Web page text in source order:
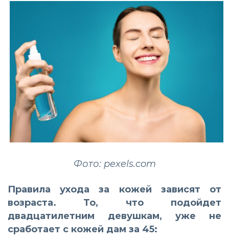
Фото: pexels.com
Правила ухода за кожей зависят от
возраста. То, что подойдет
двадцатилетним девушкам, уже не
сработает с кожей дам за 45: